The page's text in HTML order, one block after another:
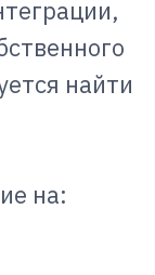
найти
на: